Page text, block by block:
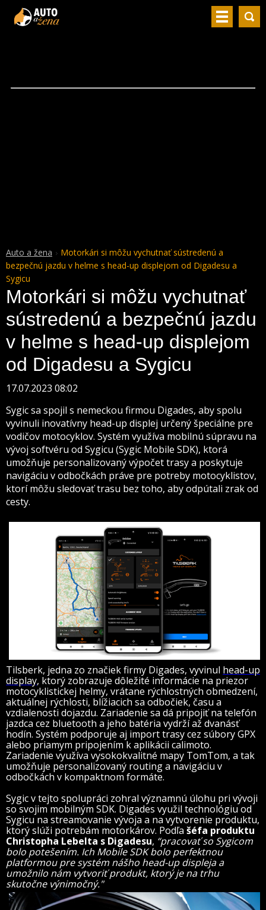
Auto a žena
Motorkári si môžu vychutnať sústredenú a
bezpečnú jazdu v helme s head-up displejom od Digadesu a
Sygicu
Motorkári si môžu vychutnať
sústredenú a bezpečnú jazdu
v helme s head-up displejom
od Digadesu a Sygicu
17.07.2023 08:02
Sygic sa spojil s nemeckou firmou Digades, aby spolu
vyvinuli inovatívny head-up displej určený špeciálne pre
vodičov motocyklov. Systém využíva mobilnú súpravu na
vývoj softvéru od Sygicu (Sygic Mobile SDK), ktorá
umožňuje personalizovaný výpočet trasy a poskytuje
navigáciu v odbočkách práve pre potreby motocyklistov,
ktorí môžu sledovať trasu bez toho, aby odpútali zrak od
cesty.
Tilsberk, jedna zo značiek firmy Digades, vyvinul head-up
display, ktorý zobrazuje dôležité informácie na priezor
motocyklistickej helmy, vrátane rýchlostných obmedzení,
aktuálnej rýchlosti, blížiacich sa odbočiek, času a
vzdialenosti dojazdu. Zariadenie sa dá pripojiť na telefón
jazdca cez bluetooth a jeho batéria vydrží až dvanásť
hodín. Systém podporuje aj import trasy cez súbory GPX
alebo priamym pripojením k aplikácii calimoto.
Zariadenie využíva vysokokvalitné mapy TomTom, a tak
umožňuje personalizovaný routing a navigáciu v
odbočkách v kompaktnom formáte.
Sygic v tejto spolupráci zohral významnú úlohu pri vývoji
so svojim mobilným SDK. Digades využil technológiu od
Sygicu na streamovanie vývoja a na vytvorenie produktu,
ktorý slúži potrebám motorkárov. Podľa šéfa produktu
Christopha Lebelta s Digadesu, “pracovať so Sygicom
bolo potešením. Ich Mobile SDK bolo perfektnou
platformou pre systém nášho head-up displeja a
umožnilo nám vytvoriť produkt, ktorý je na trhu
skutočne výnimočný."